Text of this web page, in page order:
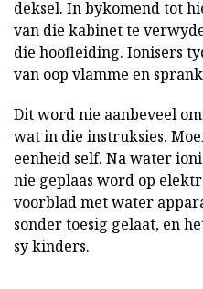
deksel. In bykomend tot
van die kabinet te
die hoofleiding. Ionisers
van oop vlamme en
Dit word nie aanbeveel
wat in die instruksies.
eenheid self. Na water
nie geplaas word op
voorblad met water
sonder toesig gelaat, en
sy kinders.